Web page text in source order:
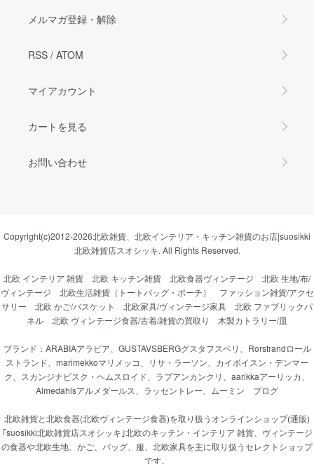
メルマガ登録・解除
RSS / ATOM
マイアカウント
カートを見る
お問い合わせ
Copyright(c)2012-2026北欧雑貨、北欧インテリア・キッチン雑貨のお店|suosikki
北欧雑貨店スオシッキ. All Rights Reserved.
北欧 インテリア 雑貨 北欧 キッチン雑貨 北欧食器ヴィンテージ
北欧 生地/布/
ヴィンテージ
北欧生活雑貨（トートバッグ・ポーチ）
ファッション雑貨/アクセ
サリー
北欧 かご/バスケット 北欧家具/ヴィンテージ家具
北欧 ファブリックパ
ネル
北欧 ヴィンテージ食器/古着/雑貨の買取り 木製カトラリー/皿
ブランド： ARABIAアラビア GUSTAVSBERGグスタフスベリ
Rorstrandロール
ストランド
marimekkoマリメッコ リサ・ラーソン
カイボイスン・デンマー
ク
スカンジナビスク・ヘムスロイド ラプアンカンクリ aarikkaアーリッカ
Almedahlsアルメダールス
ラッセントレー ムーミン ブログ
北欧雑貨と北欧食器(北欧ヴィンテージ食器)を取り扱うオンラインショップ(通販)
｢suosikki北欧雑貨店スオシッキ｣北欧のキッチン・インテリア 雑貨、ヴィンテージ
の食器や北欧生地、かご、バッグ、服、北欧家具を主に取り扱うセレクトショップ
です。